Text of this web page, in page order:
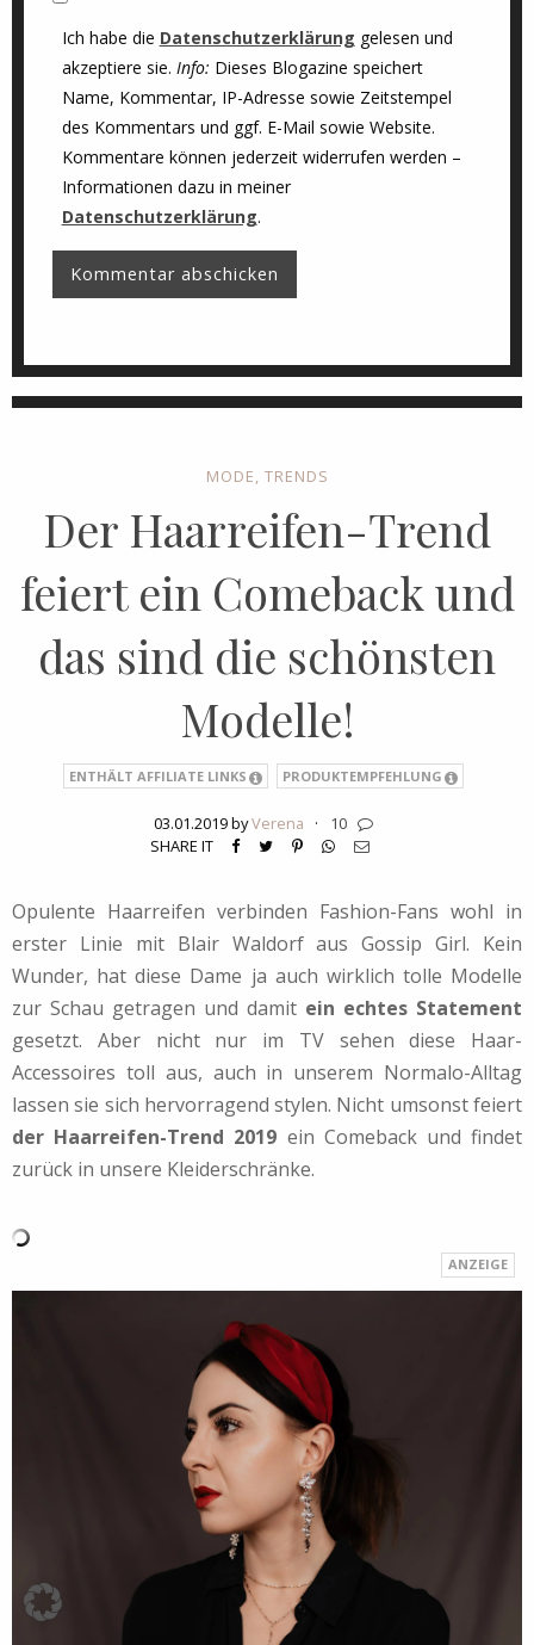
Ich habe die Datenschutzerklärung gelesen und
akzeptiere sie. Info: Dieses Blogazine speichert
Name, Kommentar, IP-Adresse sowie Zeitstempel
des Kommentars und ggf. E-Mail sowie Website.
Kommentare können jederzeit widerrufen werden –
Informationen dazu in meiner
Datenschutzerklärung.
MODE, TRENDS
Der Haarreifen-Trend
feiert ein Comeback und
das sind die schönsten
Modelle!
ENTHÄLT AFFILIATE LINKS PRODUKTEMPFEHLUNG
03.01.2019 byVerena ·
10
SHARE IT
Opulente Haarreifen verbinden Fashion-Fans wohl in
erster Linie mit Blair Waldorf aus Gossip Girl. Kein
Wunder, hat diese Dame ja auch wirklich tolle Modelle
zur Schau getragen und damit ein echtes Statement
gesetzt. Aber nicht nur im TV sehen diese Haar-
Accessoires toll aus, auch in unserem Normalo-Alltag
lassen sie sich hervorragend stylen. Nicht umsonst feiert
der Haarreifen-Trend 2019 ein Comeback und findet
zurück in unsere Kleiderschränke.